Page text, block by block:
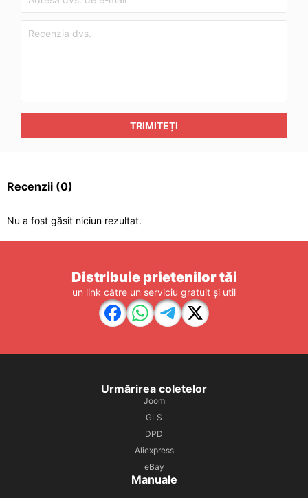
TRIMITEȚI
Recenzii (0)
Nu a fost găsit niciun rezultat.
Distribuie prietenilor tăi
un link către un serviciu gratuit și util
Urmărirea coletelor
Joom
GLS
DPD
Aliexpress
eBay
Manuale